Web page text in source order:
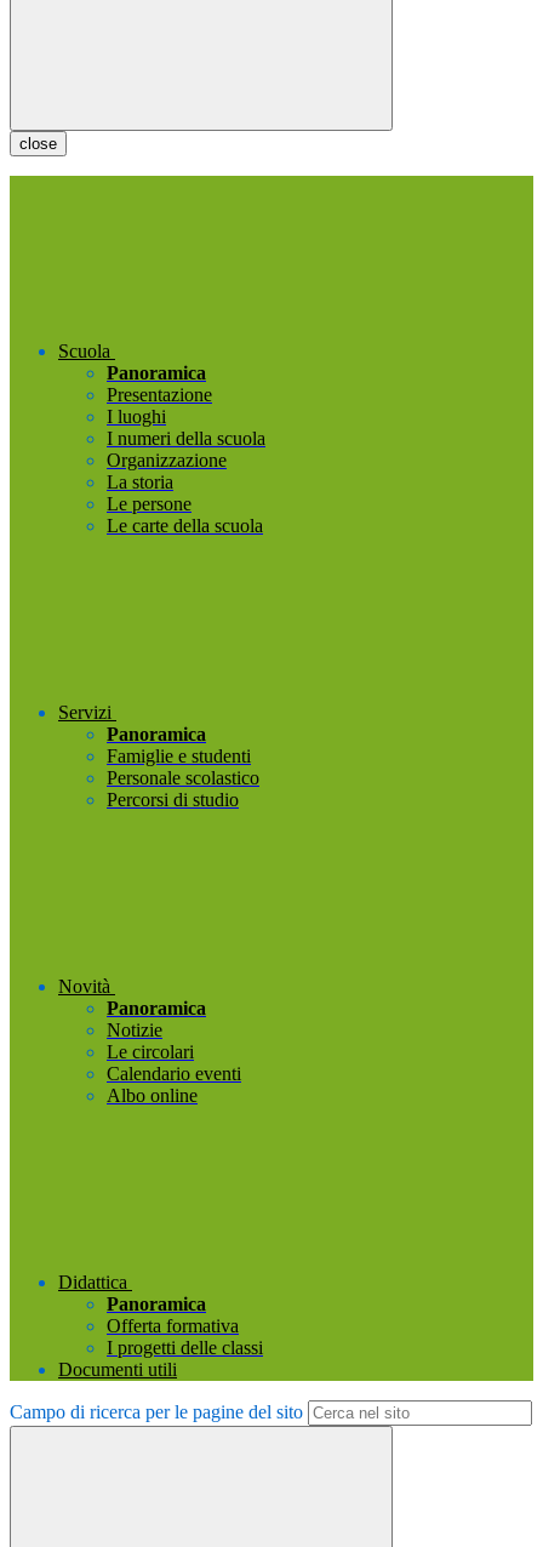
close
Scuola
Panoramica
Presentazione
I luoghi
I numeri della scuola
Organizzazione
La storia
Le persone
Le carte della scuola
Servizi
Panoramica
Famiglie e studenti
Personale scolastico
Percorsi di studio
Novità
Panoramica
Notizie
Le circolari
Calendario eventi
Albo online
Didattica
Panoramica
Offerta formativa
I progetti delle classi
Documenti utili
Campo di ricerca per le pagine del sito